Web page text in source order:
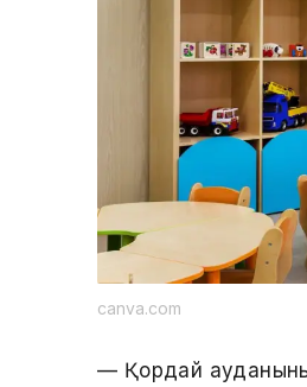
canva.com
— Қордай